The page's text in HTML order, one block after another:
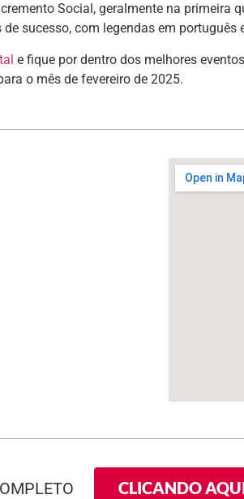
Social, geralmente na primeira
sucesso, com legendas em português
e fique por dentro dos melhores
o mês de fevereiro de 2025.
CLICANDO